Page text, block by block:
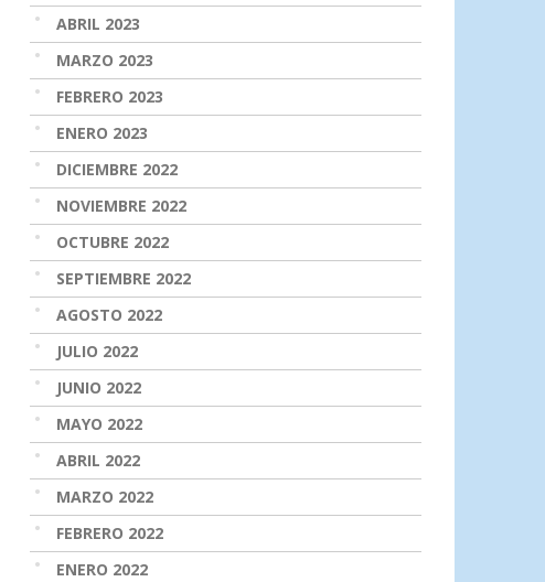
ABRIL 2023
MARZO 2023
FEBRERO 2023
ENERO 2023
DICIEMBRE 2022
NOVIEMBRE 2022
OCTUBRE 2022
SEPTIEMBRE 2022
AGOSTO 2022
JULIO 2022
JUNIO 2022
MAYO 2022
ABRIL 2022
MARZO 2022
FEBRERO 2022
ENERO 2022